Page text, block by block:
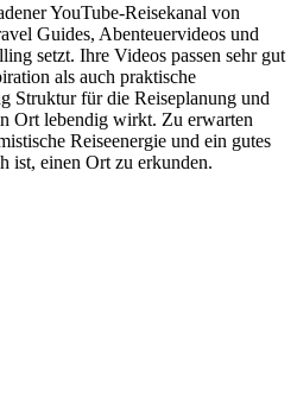
YouTube-Reisekanal von
Guides, Abenteuervideos und
setzt. Ihre Videos passen sehr gut
als auch praktische
Struktur für die Reiseplanung und
Ort lebendig wirkt. Zu erwarten
Reiseenergie und ein gutes
ist, einen Ort zu erkunden.